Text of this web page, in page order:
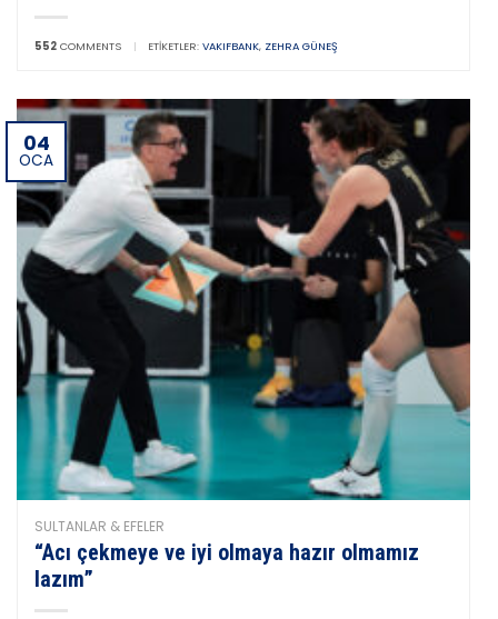
552 COMMENTS | ETIKETLER: VAKIFBANK, ZEHRA GÜNEŞ
04
OCA
SULTANLAR & EFELER
“Acı çekmeye ve iyi olmaya hazır olmamız
lazım”